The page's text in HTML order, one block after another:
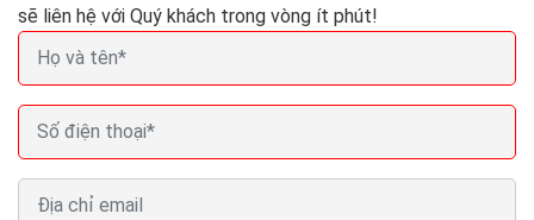
sẽ liên hệ với Quý khách trong vòng ít phút!